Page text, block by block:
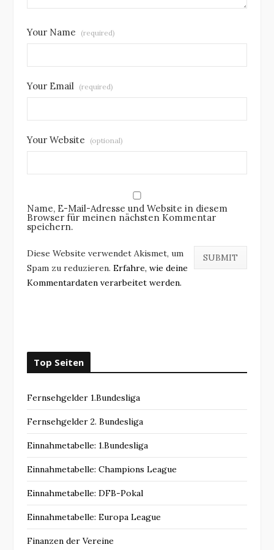
Your Name (required)
Your Email (required)
Your Website (optional)
Name, E-Mail-Adresse und Website in diesem
Browser für meinen nächsten Kommentar
speichern.
Diese Website verwendet Akismet, um
Spam zu reduzieren. Erfahre, wie deine
Kommentardaten verarbeitet werden.
Top Seiten
Fernsehgelder 1.Bundesliga
Fernsehgelder 2. Bundesliga
Einnahmetabelle: 1.Bundesliga
Einnahmetabelle: Champions League
Einnahmetabelle: DFB-Pokal
Einnahmetabelle: Europa League
Finanzen der Vereine